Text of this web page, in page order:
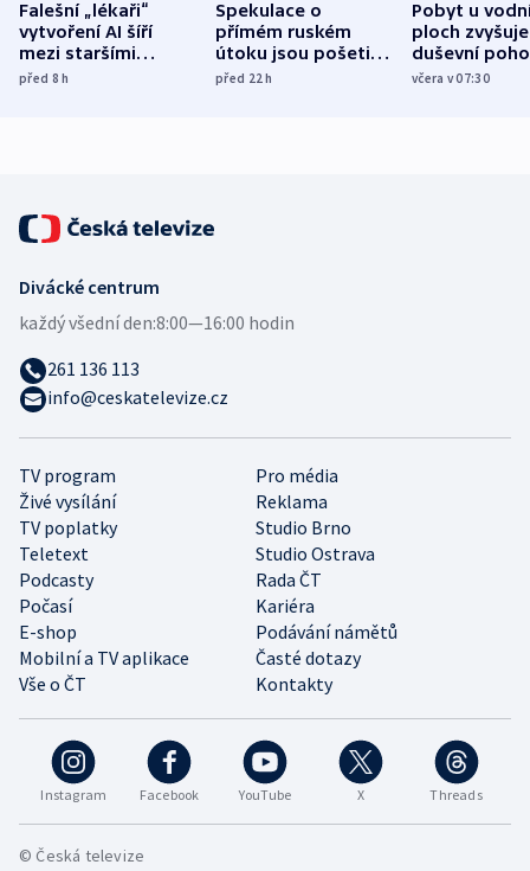
Falešní „lékaři“
vytvoření AI šíří
mezi staršími
Poláky nebezpečné
před 8h
Spekulace o
přímém ruském
útoku jsou pošetilé,
míní estonský
před 22h
Pobyt u
ploch zvyšuje
duševní
ukázala
včera v 07:30
Instagram Facebook YouTube X Threads
TV program
Pro média
Živé vysílání
Reklama
TV poplatky
Studio Brno
Teletext
Studio Ostrava
Podcasty
Rada ČT
Počasí
Kariéra
E-shop
Podávání námětů
Mobilní a TV aplikace
Časté dotazy
Vše o ČT
Kontakty
Divácké centrum
každý všední den:8:00—16:00 hodin
261 136 113
info@ceskatelevize.cz
© Česká televize